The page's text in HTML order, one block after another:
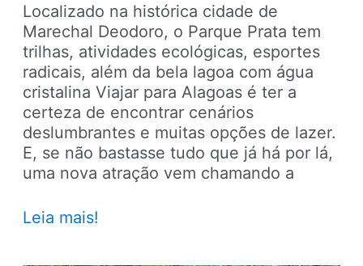
Localizado na histórica cidade de
Marechal Deodoro, o Parque Prata tem
trilhas, atividades ecológicas, esportes
radicais, além da bela lagoa com água
cristalina Viajar para Alagoas é ter a
certeza de encontrar cenários
deslumbrantes e muitas opções de lazer.
E, se não bastasse tudo que já há por lá,
uma nova atração vem chamando a
Parque
Leia mais!